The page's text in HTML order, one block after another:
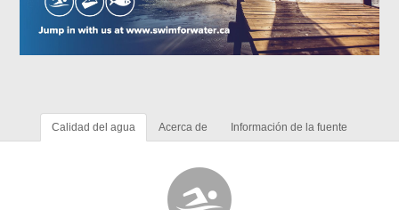
Calidad del agua Acerca de Información de la fuente